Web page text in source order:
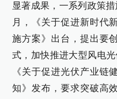
显著成果，一系列政策
月，《关于促进新时代
施方案》出台，提出要
式，加快推进大型风电
《关于促进光伏产业链
知》发布，要求突破高